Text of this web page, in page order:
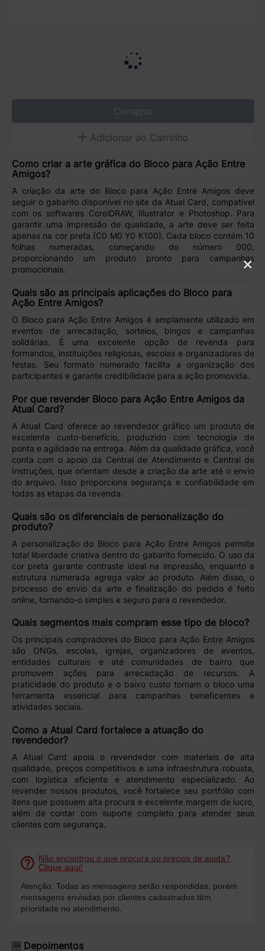
Comprar
Adicionar ao Carrinho
Como criar a arte gráfica do Bloco para Ação Entre
Amigos?
A criação da arte do Bloco para Ação Entre Amigos deve
seguir o gabarito disponível no site da Atual Card , compatível
com os softwares CorelDRAW, Illustrator e Photoshop. Para
garantir uma impressão de qualidade, a arte deve ser feita
apenas na cor preta (C0 M0 Y0 K100). Cada bloco contém 10
folhas numeradas, começando do número 000,
proporcionando um produto pronto para campanhas
promocionais.
Quais são as principais aplicações do Bloco para
Ação Entre Amigos?
O Bloco para Ação Entre Amigos é amplamente utilizado em
eventos de arrecadação, sorteios, bingos e campanhas
solidárias. É uma excelente opção de revenda para
formandos, instituições religiosas, escolas e organizadores de
festas. Seu formato numerado facilita a organização dos
participantes e garante credibilidade para a ação promovida.
Por que revender Bloco para Ação Entre Amigos da
Atual Card?
A Atual Card oferece ao revendedor gráfico um produto de
excelente custo-benefício, produzido comtecnologia de
ponta e agilidade na entrega. Além da qualidade gráfica, você
conta com o apoio da Central de Atendimento e Central de
Instruções, que orientam desde a criação da arte até o envio
do arquivo. Isso proporciona segurança e confiabilidade em
todas as etapas da revenda.
Quais são os diferenciais de personalização do
produto?
A personalização do Bloco para Ação Entre Amigos permite
total liberdade criativa dentro do gabarito fornecido. O uso da
cor preta garante contraste ideal na impressão, enquanto a
estrutura numerada agrega valor ao produto. Além disso, o
processo de envio da arte e finalização do pedido é feito
online, tornando-o simples e seguro para o revendedor.
Quais segmentos mais compram esse tipo de bloco?
Os principais compradores do Bloco para Ação Entre Amigos
são ONGs, escolas, igrejas, organizadores de eventos,
entidades culturais e até comunidades de bairroque
promovem ações para arrecadação de recursos. A
praticidade do produto e o baixo custo tornam o bloco uma
ferramenta essencial para campanhas beneficentes e
atividades sociais.
Como a Atual Card fortalece a atuação do
revendedor?
A Atual Card apoia o revendedor com materiais de alta
qualidade, preços competitivos e uma infraestrutura robusta
com logística eficiente e atendimento especializado. Ao
revender nossos produtos, você fortalece seu portfólio com
itens que possuem alta procura e excelente margem de lucro,
além de contar com suporte completo para atender seus
clientes com segurança.
Não encontrou o que procura ou precisa de ajuda?
Clique aqui!
Atenção: Todas as mensagens serão respondidas, porém
mensagens enviadas por clientes cadastrados têm
prioridade no atendimento.
Depoimentos
×